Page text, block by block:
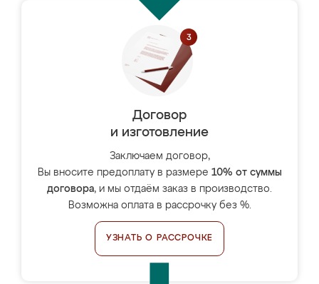
Договор
и изготовление
Заключаем договор,
Вы вносите предоплату в размере 10% от суммы
договора, и мы отдаём заказ в производство.
Возможна оплата в рассрочку без %.
УЗНАТЬ О РАССРОЧКЕ